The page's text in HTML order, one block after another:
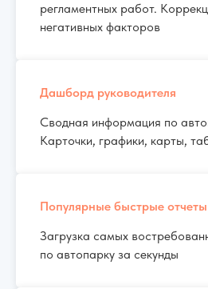
регламентных работ.
негативных факторов
Дашборд руководителя
Сводная информация по
Карточки, графики, карты,
Популярные быстрые отчеты
Загрузка самых
по автопарку за секунды